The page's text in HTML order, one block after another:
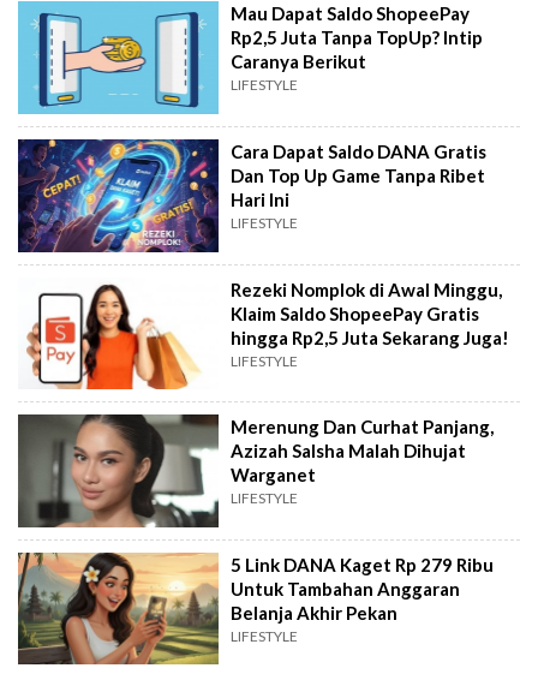
Mau Dapat Saldo ShopeePay
Rp2,5 Juta Tanpa TopUp? Intip
Caranya Berikut
LIFESTYLE
Cara Dapat Saldo DANA Gratis
Dan Top Up Game Tanpa Ribet
Hari Ini
LIFESTYLE
Rezeki Nomplok di Awal Minggu,
Klaim Saldo ShopeePay Gratis
hingga Rp2,5 Juta Sekarang Juga!
LIFESTYLE
Merenung Dan Curhat Panjang,
Azizah Salsha Malah Dihujat
Warganet
LIFESTYLE
5 Link DANA Kaget Rp 279 Ribu
Untuk Tambahan Anggaran
Belanja Akhir Pekan
LIFESTYLE